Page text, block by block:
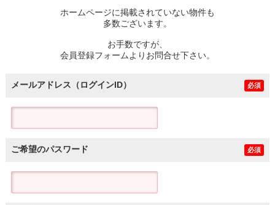
ホームページに掲載されていない物件も
多数ございます。
お手数ですが、
会員登録フォームよりお問合せ下さい。
メールアドレス（ログインID） 必須
ご希望のパスワード 必須